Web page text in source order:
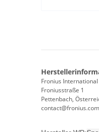
Fronius
Froniusstraße 1
Pettenbach,
contact@fronius.com